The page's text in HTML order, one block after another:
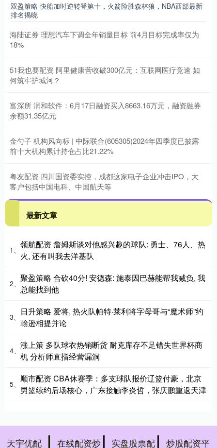
双盈策略 快船加时逆转登第十，火箭险胜森林狼，NBA西部最新
排名揭晓
海陆证券 理想汽车下调全年销量目标 前4月目标完成率仅为
18%
51我也要配资 阿里健康营收破300亿元：互联网医疗竞速 如
何筑牢护城河？
富深所 润和软件：6月17日融资买入8663.16万元，融资融券
余额31.35亿元
金勺子 机构风向标 | 中际联合(605305)2024年四季度已披露
前十大机构累计持仓占比21.22%
粤友配资 四川国资委实控，成都这家电子企业冲击IPO，大
客户包括中国电科、中国航天等
最新文章
1、
领航配资 詹姆斯谈对他感兴趣的球队: 勇士、76人、热
火, 还有叫我去洋基队
2、
聚盈策略 合砍40分! 安德森: 施泰因巴赫能帮我减负, 我
总能找到他
3、
日升策略 爱将, 热火队帕特·莱利将字母哥与“魔术师”约
翰逊相提并论
4、
涨上策 多队球衣热销断货 耐克库存不足错失世界杯商
机 分析师直指经营漏洞
5、
顺市配资 CBA休赛季：多支球队报价辽篮付豪，北京
男篮续约后场核心，广东接触李炎哲，张庆鹏重返天津
天宇优配 在线配资炒 实盘股票配 炒股配资平